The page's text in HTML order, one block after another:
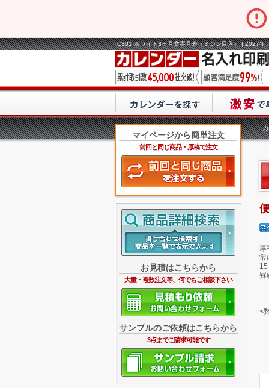
IC301 ホワイト3ヶ月文字月表（ミシン目入） | 2027
マイページから簡単注文
前回と同じ商品・原稿で注文
お見積はこちらから
大量・複数注文等、何でもご相談下さい
サンプルのご依頼はこちらから
3点までご請求可能です
厚
常
罫
<